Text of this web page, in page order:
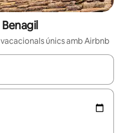
únics amb Airbnb
disponibles, podràs navegar-hi a